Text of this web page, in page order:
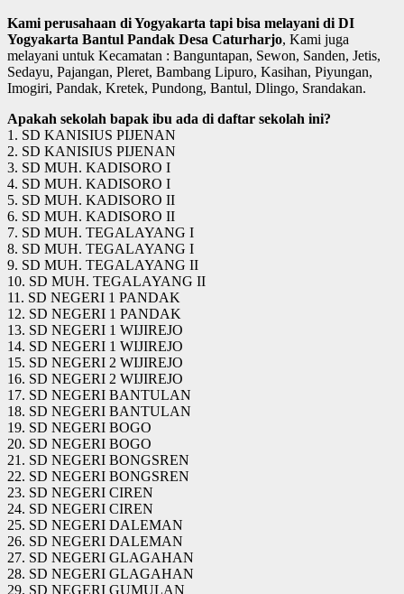
Kami perusahaan di Yogyakarta tapi bisa melayani di DI
Yogyakarta Bantul Pandak Desa Caturharjo, Kami juga
melayani untuk Kecamatan : Banguntapan, Sewon, Sanden, Jetis,
Sedayu, Pajangan, Pleret, Bambang Lipuro, Kasihan, Piyungan,
Imogiri, Pandak, Kretek, Pundong, Bantul, Dlingo, Srandakan.
Apakah sekolah bapak ibu ada di daftar sekolah ini?
1. SD KANISIUS PIJENAN
2. SD KANISIUS PIJENAN
3. SD MUH. KADISORO I
4. SD MUH. KADISORO I
5. SD MUH. KADISORO II
6. SD MUH. KADISORO II
7. SD MUH. TEGALAYANG I
8. SD MUH. TEGALAYANG I
9. SD MUH. TEGALAYANG II
10. SD MUH. TEGALAYANG II
11. SD NEGERI 1 PANDAK
12. SD NEGERI 1 PANDAK
13. SD NEGERI 1 WIJIREJO
14. SD NEGERI 1 WIJIREJO
15. SD NEGERI 2 WIJIREJO
16. SD NEGERI 2 WIJIREJO
17. SD NEGERI BANTULAN
18. SD NEGERI BANTULAN
19. SD NEGERI BOGO
20. SD NEGERI BOGO
21. SD NEGERI BONGSREN
22. SD NEGERI BONGSREN
23. SD NEGERI CIREN
24. SD NEGERI CIREN
25. SD NEGERI DALEMAN
26. SD NEGERI DALEMAN
27. SD NEGERI GLAGAHAN
28. SD NEGERI GLAGAHAN
29. SD NEGERI GUMULAN